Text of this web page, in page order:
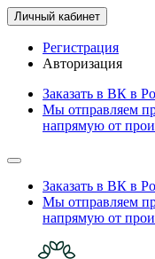
Личный кабинет
Регистрация
Авторизация
Заказать в ВК в
Мы отправляем
напрямую от
Заказать в ВК в
Мы отправляем
напрямую от